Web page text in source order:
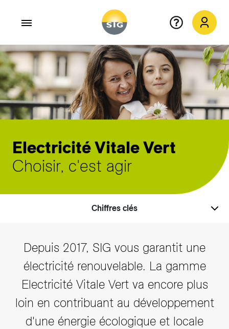
Aller au contenu principal
Electricité Vitale Vert
Choisir, c'est agir
Chiffres clés
Depuis 2017, SIG vous garantit une
électricité renouvelable. La gamme
Electricité Vitale Vert va encore plus
loin en contribuant au développement
d'une énergie écologique et locale